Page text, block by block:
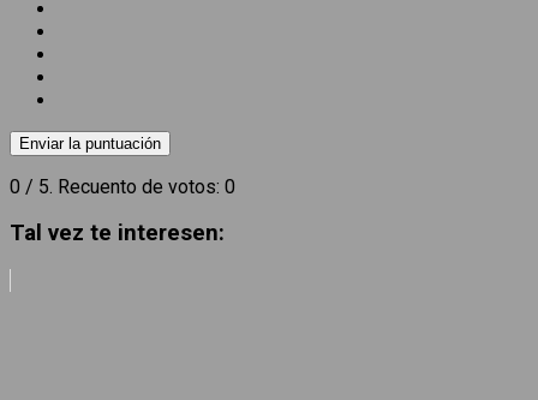
Enviar la puntuación
0 / 5. Recuento de votos: 0
Tal vez te interesen: